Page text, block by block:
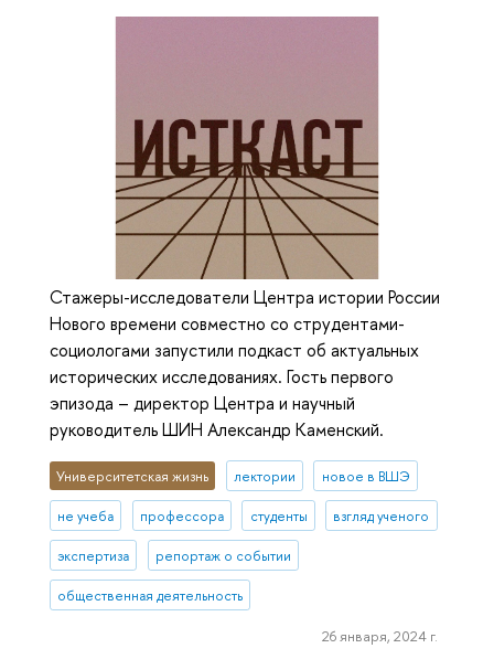
Стажеры-исследователи Центра истории России
Нового времени совместно со струдентами-
социологами запустили подкаст об актуальных
исторических исследованиях. Гость первого
эпизода – директор Центра и научный
руководитель ШИН Александр Каменский.
Университетская жизнь лектории новое в ВШЭ
не учеба профессора студенты взгляд ученого
экспертиза репортаж о событии
общественная деятельность
26 января, 2024 г.